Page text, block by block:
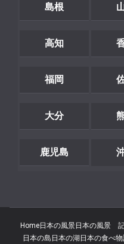
島根
高知
福岡
大分
鹿児島
Home日本の風景日本の風景
日本の島 日本の湖 日本の食べ